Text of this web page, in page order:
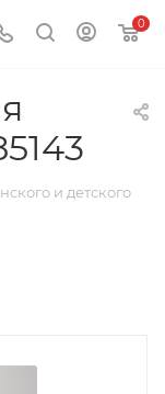
0
и детского